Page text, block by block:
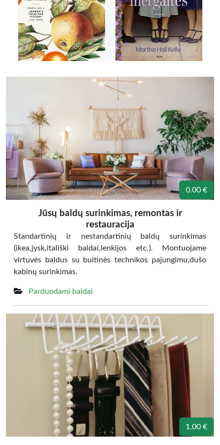
0.00 €
Jūsų baldų surinkimas, remontas ir
restauracija
Standartinių ir nestandartinių baldų surinkimas
(ikea,jysk,itališki baldai,lenkijos etc.). Montuojame
virtuvės baldus su buitinės technikos pajungimu,dušo
kabinų surinkimas.
Parduodami baldai
1.00 €